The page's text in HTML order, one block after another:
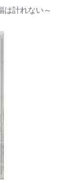
計れない～